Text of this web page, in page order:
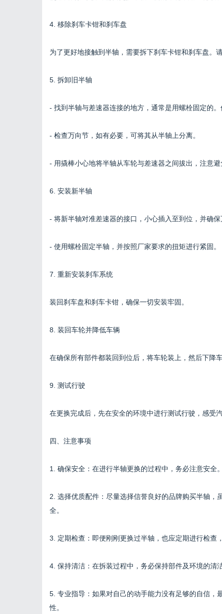
4. 移除刹车卡钳和刹车盘
为了更好地接触到半轴，需要拆下刹车卡钳和刹车盘。
5. 拆卸旧半轴
- 找到半轴与差速器连接的地方，通常是用螺栓固定的
- 检查万向节，如有必要，可将其从半轴上分离。
- 用撬棒小心地将半轴从车轮与差速器之间拔出，注意
6. 安装新半轴
- 将新半轴对准差速器的接口，小心插入至到位，并确
- 使用螺栓固定半轴，并按照厂家要求的扭矩进行紧固。
7. 重新安装刹车系统
装回刹车盘和刹车卡钳，确保一切安装牢固。
8. 装回车轮并降低车辆
在确保所有部件都装回到位后，将车轮装上，然后下降
9. 测试行驶
在更换完成后，先在安全的环境中进行测试行驶，感受
四、注意事项
1. 确保安全：在进行半轴更换的过程中，务必注意安
2. 选择优质配件：尽量选择信誉良好的品牌购买半轴
全。
3. 定期检查：即便刚刚更换过半轴，也应定期进行检查
4. 保持清洁：在拆装过程中，务必保持部件及环境的清
5. 专业指导：如果对自己的动手能力没有足够的自信
性。